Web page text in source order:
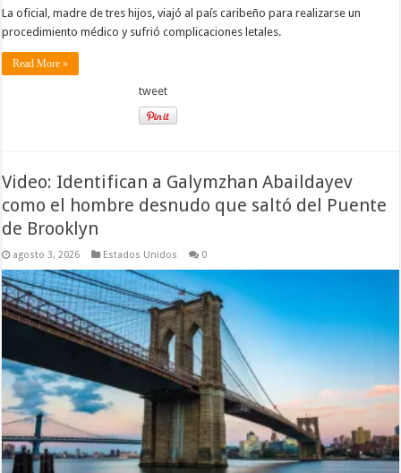
La oficial, madre de tres hijos, viajó al país caribeño para realizarse un
procedimiento médico y sufrió complicaciones letales.
Read More »
tweet
Video: Identifican a Galymzhan Abaildayev
como el hombre desnudo que saltó del Puente
de Brooklyn
agosto 3, 2026 Estados Unidos 0